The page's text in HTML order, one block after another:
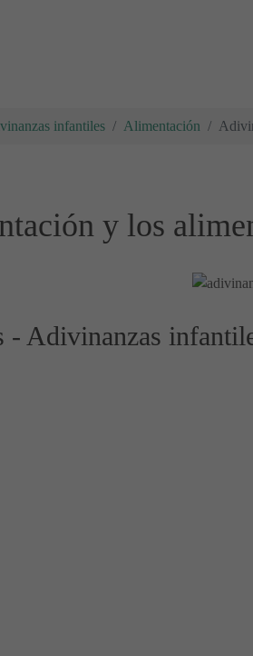
infantiles Alimentación
y los
- Adivinanzas